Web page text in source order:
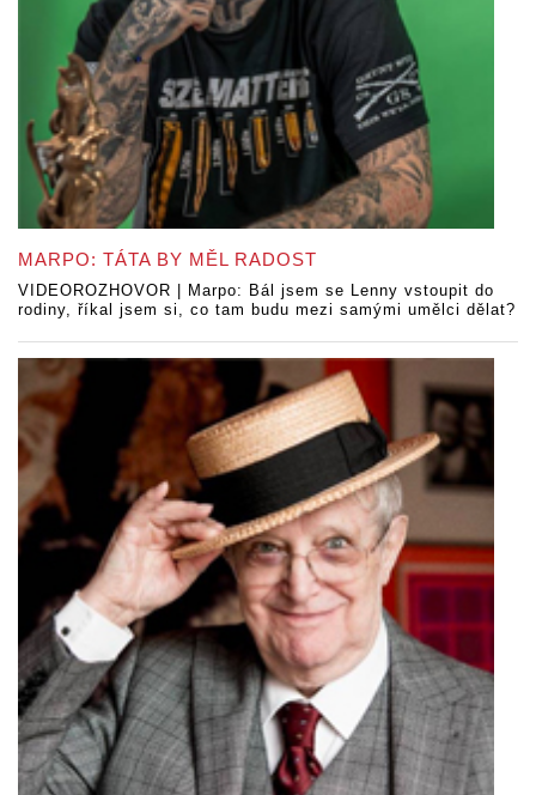
MARPO: TÁTA BY MĚL RADOST
VIDEOROZHOVOR | Marpo: Bál jsem se Lenny vstoupit do
rodiny, říkal jsem si, co tam budu mezi samými umělci dělat?